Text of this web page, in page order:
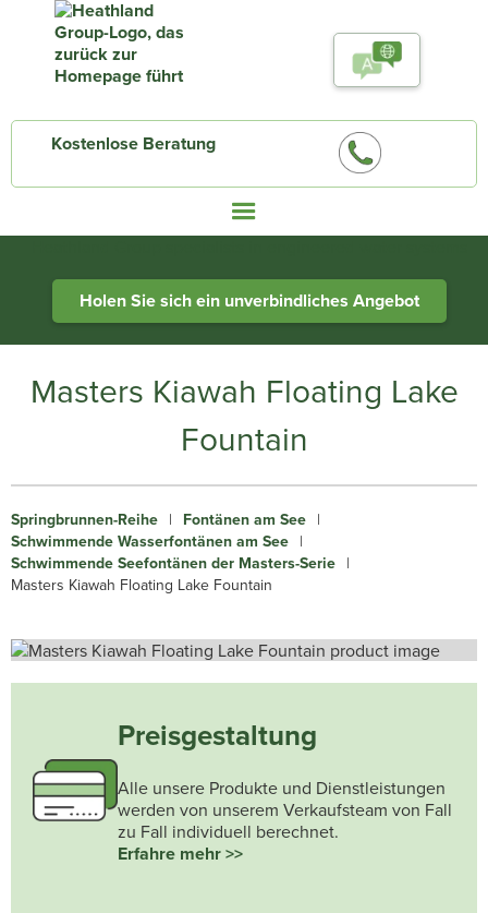
Kostenlose Beratung
Holen Sie sich ein unverbindliches Angebot
Masters Kiawah Floating Lake
Fountain
Springbrunnen-Reihe | Fontänen am See |
Schwimmende Wasserfontänen am See |
Schwimmende Seefontänen der Masters-Serie |
Masters Kiawah Floating Lake Fountain
Preisgestaltung
Alle unsere Produkte und Dienstleistungen
werden von unserem Verkaufsteam von Fall
zu Fall individuell berechnet.
Erfahre mehr >>